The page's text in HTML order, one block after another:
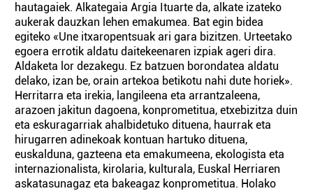
hautagaiek. Alkategaia Argia Ituarte da, alkate izateko
aukerak dauzkan lehen emakumea. Bat egin bidea
egiteko «Une itxaropentsuak ari gara bizitzen. Urteetako
egoera errotik aldatu daitekeenaren izpiak ageri dira.
Aldaketa lor dezakegu. Ez batzuen borondatea aldatu
delako, izan be, orain artekoa betikotu nahi dute horiek».
Herritarra eta irekia, langileena eta arrantzaleena,
arazoen jakitun dagoena, konprometitua, etxebizitza duin
eta eskuragarriak ahalbidetuko dituena, haurrak eta
hirugarren adinekoak kontuan hartuko dituena,
euskalduna, gazteena eta emakumeena, ekologista eta
internazionalista, kirolaria, kulturala, Euskal Herriaren
askatasunagaz eta bakeagaz konprometitua. Holako